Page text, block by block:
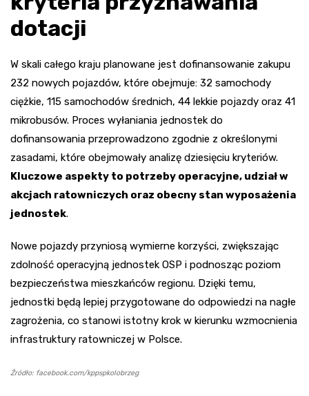
dotacji
W skali całego kraju planowane jest dofinansowanie zakupu
232 nowych pojazdów, które obejmuje: 32 samochody
ciężkie, 115 samochodów średnich, 44 lekkie pojazdy oraz 41
mikrobusów. Proces wyłaniania jednostek do
dofinansowania przeprowadzono zgodnie z określonymi
zasadami, które obejmowały analizę dziesięciu kryteriów.
Kluczowe aspekty to potrzeby operacyjne, udział w
akcjach ratowniczych oraz obecny stan wyposażenia
jednostek.
Nowe pojazdy przyniosą wymierne korzyści, zwiększając
zdolność operacyjną jednostek OSP i podnosząc poziom
bezpieczeństwa mieszkańców regionu. Dzięki temu,
jednostki będą lepiej przygotowane do odpowiedzi na nagłe
zagrożenia, co stanowi istotny krok w kierunku wzmocnienia
infrastruktury ratowniczej w Polsce.
Źródło: facebook.com/kppspkolobrzeg